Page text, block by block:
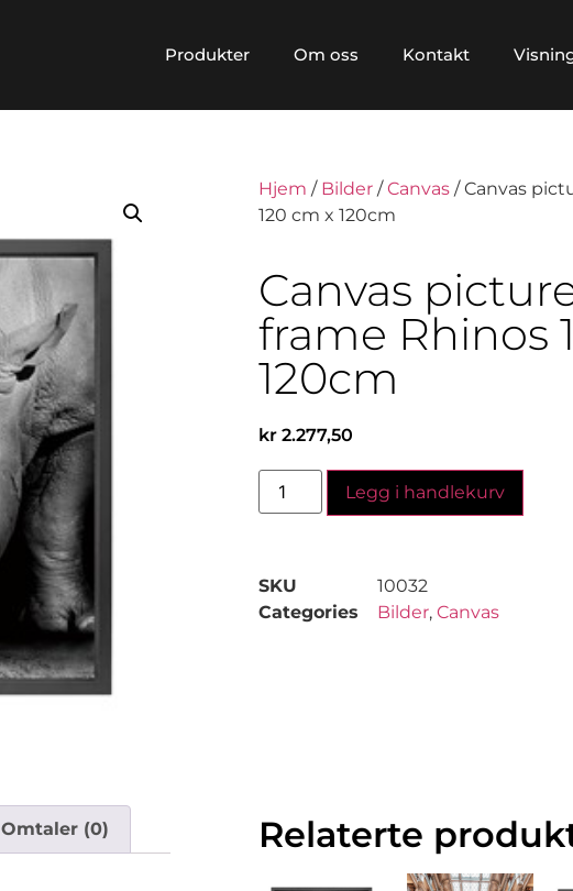
Produkter Om oss Kontakt
Hjem / Bilder /Canvas / Canvas
120 cm x 120cm
Canvas
frame Rhinos
120cm
kr 2.277,50
Legg i handlekurv
SKU
10032
Categories
Bilder, Canvas
Omtaler (0) Relaterte